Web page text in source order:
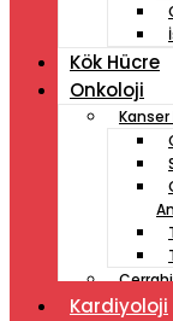
Kök Hücre
Onkoloji
Kardiyoloji